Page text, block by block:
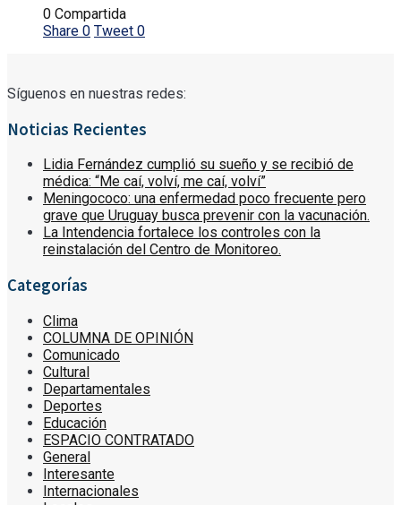
0 Compartida
Share 0 Tweet 0
Síguenos en nuestras redes:
Noticias Recientes
Lidia Fernández cumplió su sueño y se recibió de
médica: “Me caí, volví, me caí, volví”
Meningococo: una enfermedad poco frecuente pero
grave que Uruguay busca prevenir con la vacunación.
La Intendencia fortalece los controles con la
reinstalación del Centro de Monitoreo.
Categorías
Clima
COLUMNA DE OPINIÓN
Comunicado
Cultural
Departamentales
Deportes
Educación
ESPACIO CONTRATADO
General
Interesante
Internacionales